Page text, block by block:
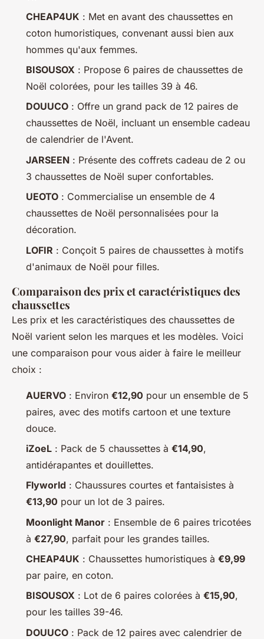
CHEAP4UK : Met en avant des chaussettes en
coton humoristiques, convenant aussi bien aux
hommes qu'aux femmes.
BISOUSOX : Propose 6 paires de chaussettes de
Noël colorées, pour les tailles 39 à 46.
DOUUCO : Offre un grand pack de 12 paires de
chaussettes de Noël, incluant un ensemble cadeau
de calendrier de l'Avent.
JARSEEN : Présente des coffrets cadeau de 2 ou
3 chaussettes de Noël super confortables.
UEOTO : Commercialise un ensemble de 4
chaussettes de Noël personnalisées pour la
décoration.
LOFIR : Conçoit 5 paires de chaussettes à motifs
d'animaux de Noël pour filles.
Comparaison des prix et caractéristiques des
chaussettes
Les prix et les caractéristiques des chaussettes de
Noël varient selon les marques et les modèles. Voici
une comparaison pour vous aider à faire le meilleur
choix :
AUERVO : Environ €12,90 pour un ensemble de 5
paires, avec des motifs cartoon et une texture
douce.
iZoeL : Pack de 5 chaussettes à €14,90,
antidérapantes et douillettes.
Flyworld : Chaussures courtes et fantaisistes à
€13,90 pour un lot de 3 paires.
Moonlight Manor : Ensemble de 6 paires tricotées
à €27,90, parfait pour les grandes tailles.
CHEAP4UK : Chaussettes humoristiques à €9,99
par paire, en coton.
BISOUSOX : Lot de 6 paires colorées à €15,90,
pour les tailles 39-46.
DOUUCO : Pack de 12 paires avec calendrier de